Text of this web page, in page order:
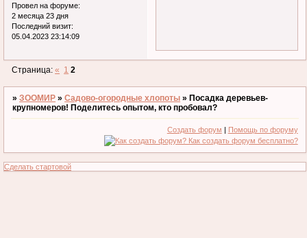
Провел на форуме:
2 месяца 23 дня
Последний визит:
05.04.2023 23:14:09
Страница:« 1 2
»ЗООМИР »Садово-огородные хлопоты » Посадка деревьев-
крупномеров! Поделитесь опытом, кто пробовал?
Создать форум | Помощь по форуму
Сделать стартовой